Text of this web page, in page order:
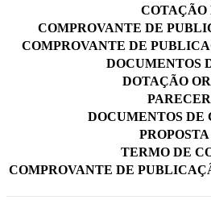
COTAÇÃO
COMPROVANTE DE
COMPROVANTE DE
DOCUMENTOS
DOTAÇÃO
DOCUMENTOS
TERMO DE
COMPROVANTE DE